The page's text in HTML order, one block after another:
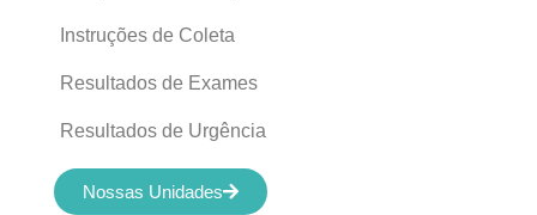
Instruções de Coleta
Resultados de Exames
Resultados de Urgência
Nossas Unidades